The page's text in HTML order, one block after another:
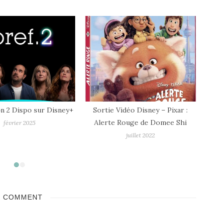
Disney – Pixar :
de Domee Shi
Sortie Vidéo – Encanto, La
Fantastique Famille Madrigal de
Disney Animation Studios
COMMENT